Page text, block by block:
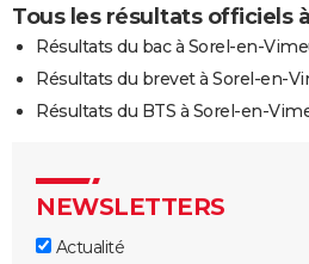
Tous les résultats officiels
Résultats du bac à Sorel-en-
Résultats du brevet à Sorel-en-
Résultats du BTS à Sorel-en-
NEWSLETTERS
Actualité